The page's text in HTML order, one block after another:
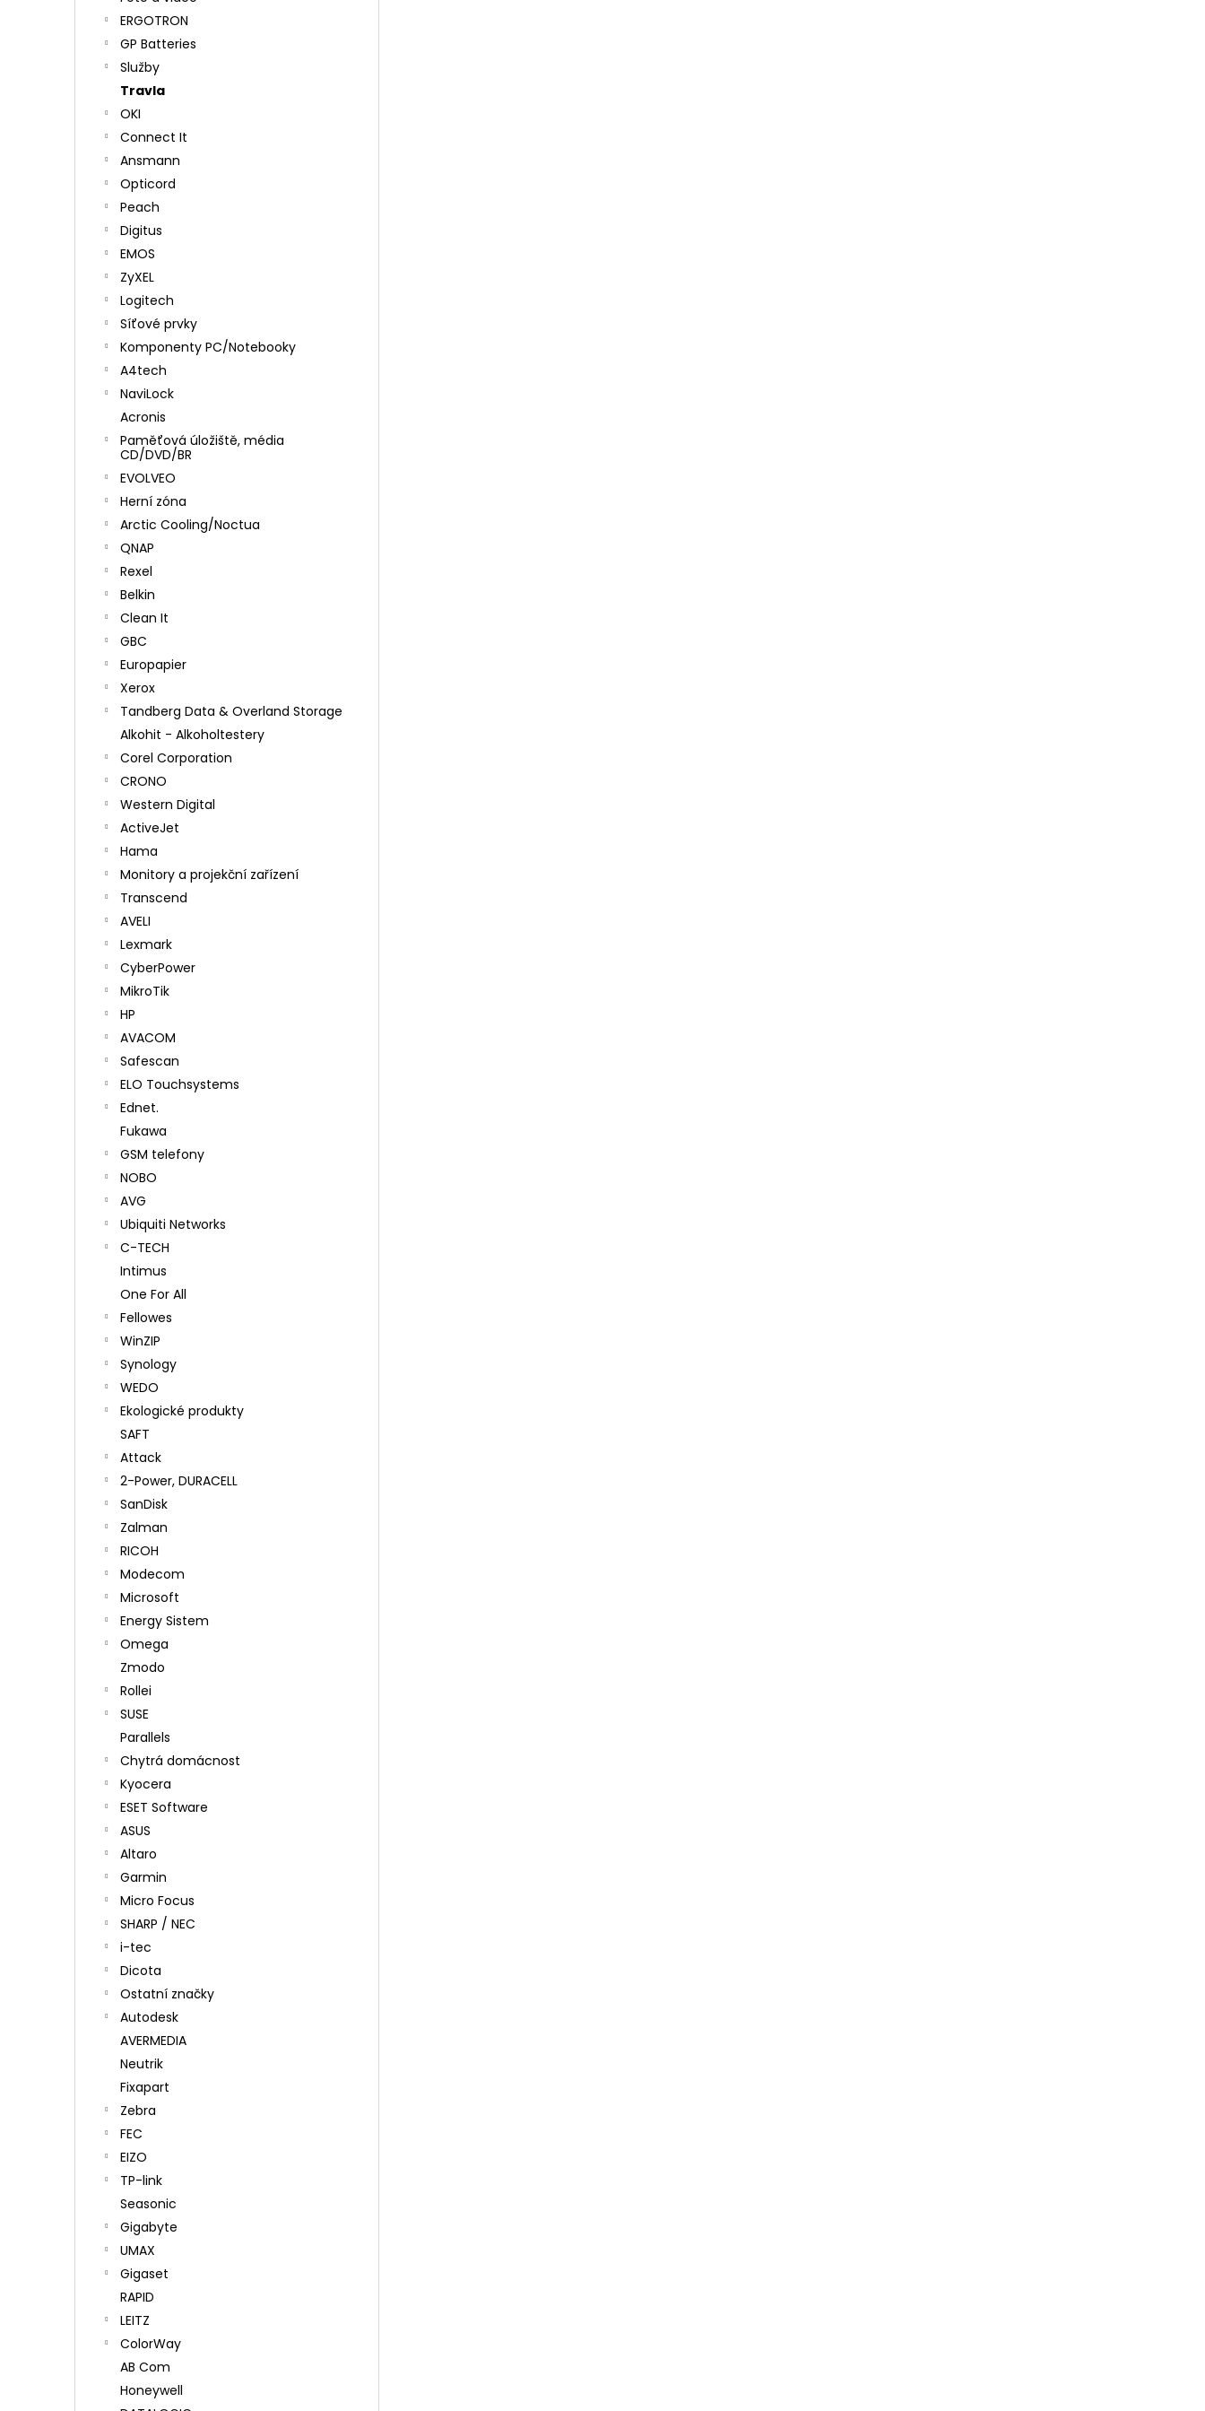
ERGOTRON
GP Batteries
Služby
Travla
OKI
Connect It
Ansmann
Opticord
Peach
Digitus
EMOS
ZyXEL
Logitech
Síťové prvky
Komponenty PC/Notebooky
A4tech
NaviLock
Acronis
Paměťová úložiště, média
CD/DVD/BR
EVOLVEO
Herní zóna
Arctic Cooling/Noctua
QNAP
Rexel
Belkin
Clean It
GBC
Europapier
Xerox
Tandberg Data & Overland Storage
Alkohit - Alkoholtestery
Corel Corporation
CRONO
Western Digital
ActiveJet
Hama
Monitory a projekční zařízení
Transcend
AVELI
Lexmark
CyberPower
MikroTik
HP
AVACOM
Safescan
ELO Touchsystems
Ednet.
Fukawa
GSM telefony
NOBO
AVG
Ubiquiti Networks
C-TECH
Intimus
One For All
Fellowes
WinZIP
Synology
WEDO
Ekologické produkty
SAFT
Attack
2-Power, DURACELL
SanDisk
Zalman
RICOH
Modecom
Microsoft
Energy Sistem
Omega
Zmodo
Rollei
SUSE
Parallels
Chytrá domácnost
Kyocera
ESET Software
ASUS
Altaro
Garmin
Micro Focus
SHARP / NEC
i-tec
Dicota
Ostatní značky
Autodesk
AVERMEDIA
Neutrik
Fixapart
Zebra
FEC
EIZO
TP-link
Seasonic
Gigabyte
UMAX
Gigaset
RAPID
LEITZ
ColorWay
AB Com
Honeywell